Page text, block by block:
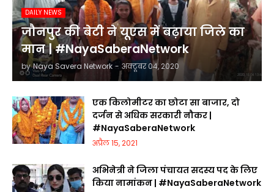
DAILY NEWS
जौनपुर की बेटी ने यूएस में बढ़ाया जिले का
मान | #NayaSaberaNetwork
by Naya Savera Network - अक्टूबर 04, 2020
एक किलोमीटर का छोटा सा बाजार, दो
दर्जन से अधिक सरकारी नौकर |
#NayaSaberaNetwork
अप्रैल 15, 2021
अभिनेत्री ने जिला पंचायत सदस्य पद के लिए
किया नामांकन | #NayaSaberaNetwork